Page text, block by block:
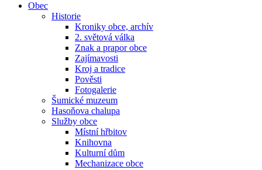
Obec
Historie
Kroniky obce, archív
2. světová válka
Znak a prapor obce
Zajímavosti
Kroj a tradice
Pověsti
Fotogalerie
Šumické muzeum
Hasoňova chalupa
Služby obce
Místní hřbitov
Knihovna
Kulturní dům
Mechanizace obce